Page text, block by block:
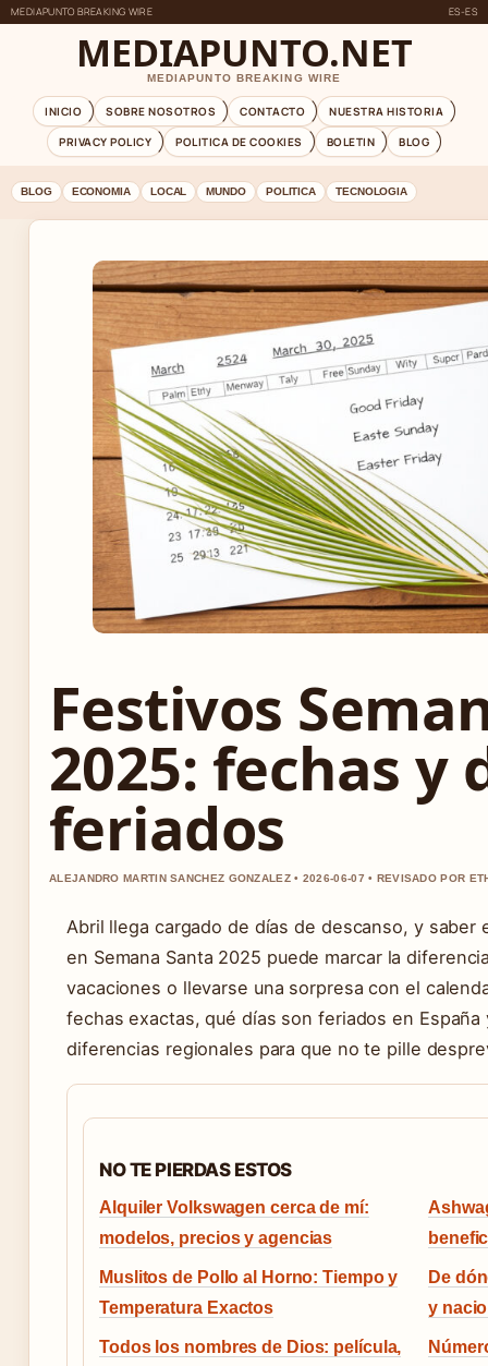
MEDIAPUNTO BREAKING WIRE ES-ES
MEDIAPUNTO.NET
MEDIAPUNTO BREAKING WIRE
INICIO SOBRE NOSOTROS CONTACTO
NUESTRA HISTORIA
PRIVACY POLICY
POLITICA DE COOKIES BOLETIN BLOG
BLOG ECONOMIA LOCAL MUNDO POLITICA TECNOLOGIA
Festivos
2025: fechas y
feriados
ALEJANDRO MARTIN SANCHEZ GONZALEZ • 2026-06-07 • REVISADO POR
Abril llega cargado de días de descanso, y
en Semana Santa 2025 puede marcar la
vacaciones o llevarse una sorpresa con el
fechas exactas, qué días son feriados en
diferencias regionales para que no te pille
NO TE PIERDAS ESTOS
Alquiler Volkswagen cerca de mí:
modelos, precios y agencias
Muslitos de Pollo al Horno: Tiempo y
Temperatura Exactos
De
y
Todos los nombres de Dios: película,